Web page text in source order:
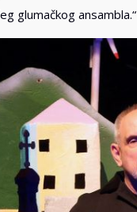
glumačkog ansambla.“